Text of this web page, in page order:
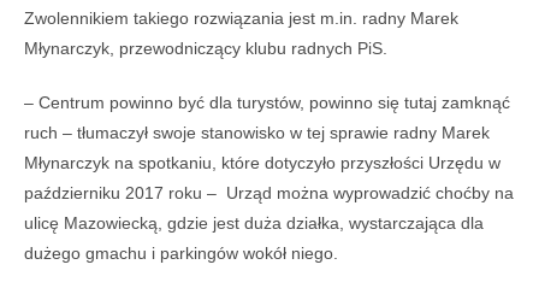
Zwolennikiem takiego rozwiązania jest m.in. radny Marek
Młynarczyk, przewodniczący klubu radnych PiS.
– Centrum powinno być dla turystów, powinno się tutaj zamknąć
ruch – tłumaczył swoje stanowisko w tej sprawie radny Marek
Młynarczyk na spotkaniu, które dotyczyło przyszłości Urzędu w
październiku 2017 roku – Urząd można wyprowadzić choćby na
ulicę Mazowiecką, gdzie jest duża działka, wystarczająca dla
dużego gmachu i parkingów wokół niego.